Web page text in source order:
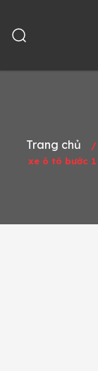
Trang chủ /
xe ô tô bước